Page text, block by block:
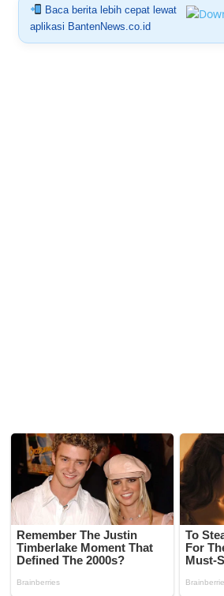
Baca berita lebih cepat lewat
aplikasi BantenNews.co.id